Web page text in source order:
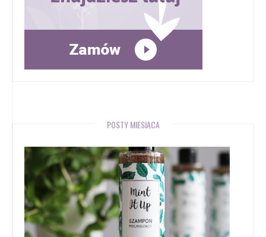
POSTY MIESIĄCA